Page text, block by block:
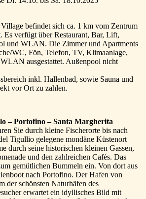
befindet sich ca. 1 km vom Zentrum
Es verfügt über Restaurant, Bar, Lift,
und WLAN. Die Zimmer und Apartments
WC, Fön, Telefon, TV, Klimaanlage,
ausgestattet. Außenpool nicht
inkl. Hallenbad, sowie Sauna und
vor Ort zu zahlen.
– Portofino – Santa Margherita
Sie durch kleine Fischerorte bis nach
Tigullio gelegene mondäne Küstenort
durch seine historischen kleinen Gassen,
und den zahlreichen Cafés. Das
gemütlichen Bummeln ein. Von dort aus
nach Portofino. Der Hafen von
der schönsten Naturhäfen des
erwartet ein idyllisches Bild mit